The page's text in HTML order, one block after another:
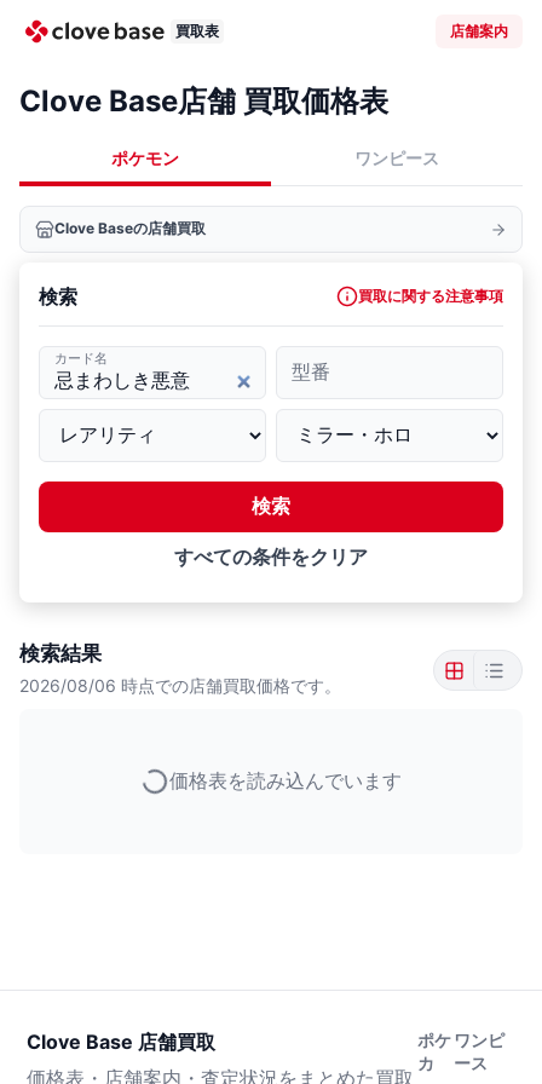
買取表 店舗案内
Clove Base店舗 買取価格表
ポケモン ワンピース
Clove Baseの店舗買取
検索 買取に関する注意事項
カード名
型番
検索
すべての条件をクリア
検索結果
2026/08/06 時点での店舗買取価格です。
価格表を読み込んでいます
Clove Base 店舗買取
価格表・店舗案内・査定状況をまとめた買取
ポケ
カ
ワンピ
ース